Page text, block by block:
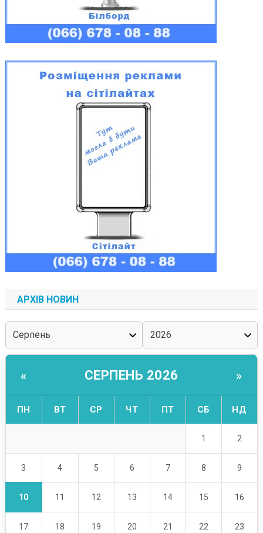
АРХІВ НОВИН
« СЕРПЕНЬ 2026 »
ПН ВТ СР ЧТ ПТ СБ НД
1 2
3 4 5 6 7 8 9
10 11 12 13 14 15 16
17 18 19 20 21 22 23